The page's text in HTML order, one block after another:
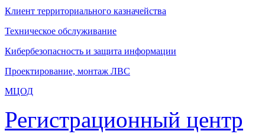
Клиент территориального казначейства
Техническое обслуживание
Кибербезопасность и защита информации
Проектирование, монтаж ЛВС
МЦОД
Регистрационный центр